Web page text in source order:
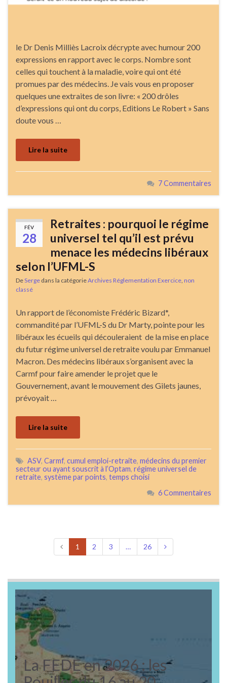
le Dr Denis Milliès Lacroix décrypte avec humour 200
expressions en rapport avec le corps. Nombre sont
celles qui touchent à la maladie, voire qui ont été
promues par des médecins. Je vais vous en proposer
quelques une extraites de son livre: « 200 drôles
d’expressions qui ont du corps, Editions Le Robert » Sans
doute vous …
Lire la suite
7 Commentaires
FÉV
28
Retraites : pourquoi le régime
universel tel qu’il est prévu
menace les médecins libéraux
selon l’UFML-S
DeSerge dans la catégorieArchives Réglementation Exercice non
classé
Un rapport de l’économiste Frédéric Bizard*,
commandité par l’UFML-S du Dr Marty, pointe pour les
libéraux les écueils qui découleraient de la mise en place
du futur régime universel de retraite voulu par Emmanuel
Macron. Des médecins libéraux s’organisent avec la
Carmf pour faire amender le projet que le
Gouvernement, avant le mouvement des Gilets jaunes,
prévoyait …
Lire la suite
ASV, Carmf, cumul emploi-retraite, médecins du premier
secteur ou ayant souscrit à l’Optam, régime universel de
retraite, système par points, temps choisi
6 Commentaires
1 2 3 … 26
La FEDE en 2026 : les